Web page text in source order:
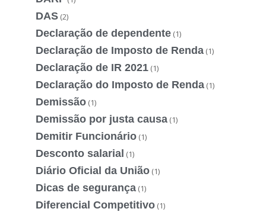
DAS (2)
Declaração de dependente (1)
Declaração de Imposto de Renda (1)
Declaração de IR 2021 (1)
Declaração do Imposto de Renda (1)
Demissão (1)
Demissão por justa causa (1)
Demitir Funcionário (1)
Desconto salarial (1)
Diário Oficial da União (1)
Dicas de segurança (1)
Diferencial Competitivo (1)